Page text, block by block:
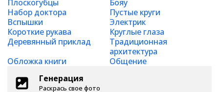
Плоскогубцы
Бояу
Набор доктора
Пустые круги
Вспышки
Электрик
Короткие рукава
Круглые глаза
Деревянный приклад
Традиционная
архитектура
Обложка книги
Общение
Генерация
Раскрась свое фото